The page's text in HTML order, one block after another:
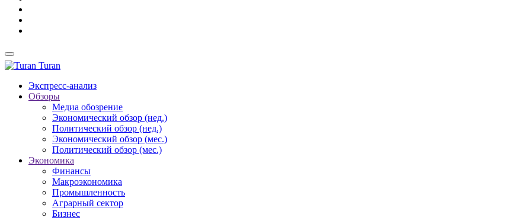
Turan
Экспресс-анализ
Обзоры
Медиа обозрение
Экономический обзор (нед.)
Политический обзор (нед.)
Экономический обзор (мес.)
Политический обзор (мес.)
Экономика
Финансы
Макроэкономика
Промышленность
Аграрный сектор
Бизнес